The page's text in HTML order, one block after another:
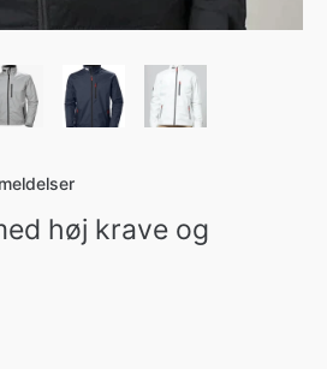
høj krave og